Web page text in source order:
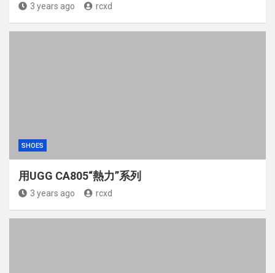
3 years ago rcxd
SHOES
用UGG CA805“熱力”系列
3 years ago rcxd